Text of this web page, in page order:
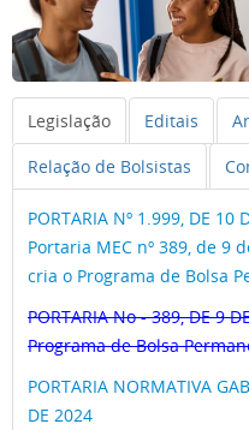
Legislação Editais
Relação de Bolsistas
PORTARIA Nº 1.999, DE 10
Portaria MEC nº 389, de 9
cria o Programa de Bolsa
PORTARIA No - 389, DE 9
Programa de Bolsa
PORTARIA NORMATIVA
DE 2024